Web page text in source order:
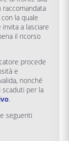
raccomandata
la quale
a lasciare
il ricorso
procede
e
nonché
scaduti per la
.
seguenti